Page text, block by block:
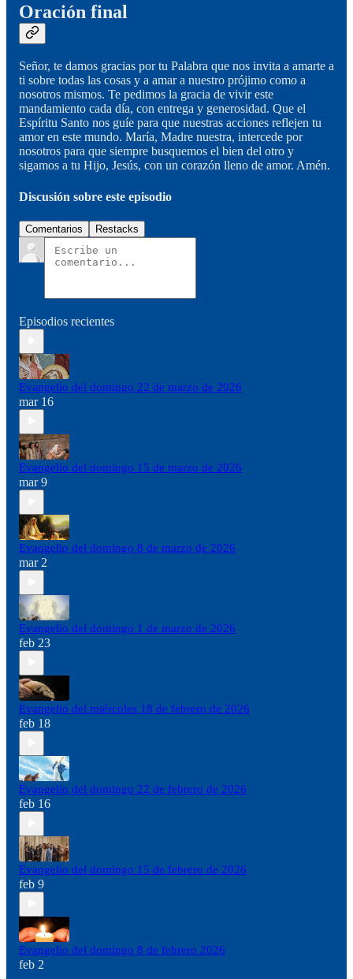
Oración final
Señor, te damos gracias por tu Palabra que nos invita a amarte a
ti sobre todas las cosas y a amar a nuestro prójimo como a
nosotros mismos. Te pedimos la gracia de vivir este
mandamiento cada día, con entrega y generosidad. Que el
Espíritu Santo nos guíe para que nuestras acciones reflejen tu
amor en este mundo. María, Madre nuestra, intercede por
nosotros para que siempre busquemos el bien del otro y
sigamos a tu Hijo, Jesús, con un corazón lleno de amor. Amén.
Discusión sobre este episodio
Comentarios Restacks
Episodios recientes
Evangelio del domingo 22 de marzo de 2026
mar 16
Evangelio del domingo 15 de marzo de 2026
mar 9
Evangelio del domingo 8 de marzo de 2026
mar 2
Evangelio del domingo 1 de marzo de 2026
feb 23
Evangelio del miércoles 18 de febrero de 2026
feb 18
Evangelio del domingo 22 de febrero de 2026
feb 16
Evangelio del domingo 15 de febrero de 2026
feb 9
Evangelio del domingo 8 de febrero 2026
feb 2